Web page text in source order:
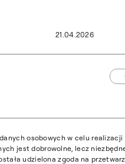
planów twórczych
21.04.2026
POPRZEDNIA
osobowych w celu
jest dobrowolne, lecz
udzielona zgoda na